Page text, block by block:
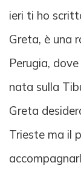
ieri ti ho
Greta, è una
Perugia,
nata sulla
Greta
Trieste ma il